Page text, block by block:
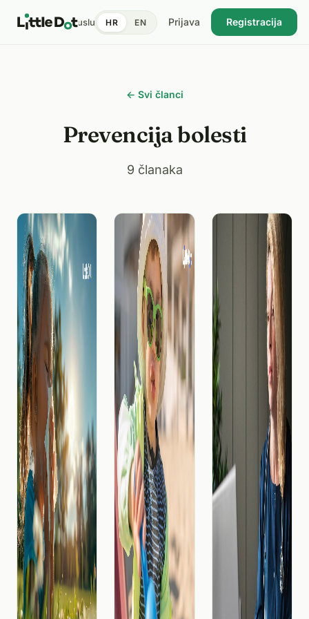
Doktori Pronađi uslugu USKORO CijeneDnevnik zdravljaBlog
HR EN Prijava Registracija
← Svi članci
Prevencija bolesti
9 članaka